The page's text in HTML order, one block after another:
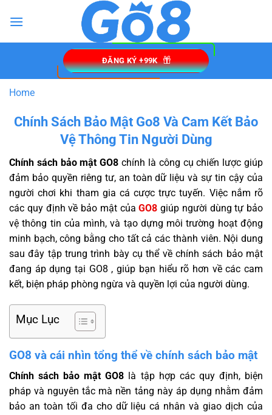
qua
ĐĂNG KÝ +99K
Home
Chính Sách Bảo Mật Go8 Và Cam Kết Bảo
Vệ Thông Tin Người Dùng
Chính sách bảo mật GO8chính là công cụ chiến lược giúp
đảm bảo quyền riêng tư, an toàn dữ liệu và sự tin cậy của
người chơi khi tham gia cá cược trực tuyến. Việc nắm rõ
các quy định về bảo mật củaGO8 giúp người dùng tự bảo
vệ thông tin của mình, và tạo dựng môi trường hoạt động
minh bạch, công bằng cho tất cả các thành viên. Nội dung
sau đây tập trung trình bày cụ thể về chính sách bảo mật
đang áp dụng tại GO8 , giúp bạn hiểu rõ hơn về các cam
kết, biện pháp phòng ngừa và quyền lợi của người dùng.
Mục Lục
GO8 và cái nhìn tổng thể về chính sách bảo mật
Chính sách bảo mật GO8 là tập hợp các quy định, biện
pháp và nguyên tắc mà nền tảng này áp dụng nhằm đảm
bảo an toàn tối đa cho dữ liệu cá nhân và giao dịch của